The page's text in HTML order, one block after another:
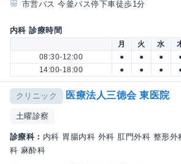
市営バス 今釜バス停下車徒歩1分
内科 診療時間
月 火 水
08:30-12:00
● ● ●
14:00-18:00
● ● ●
クリニック 医療法人三徳会 東医院
土曜診察
診療科： 内科 胃腸内科 外科 肛門外科 整形外
科 麻酔科